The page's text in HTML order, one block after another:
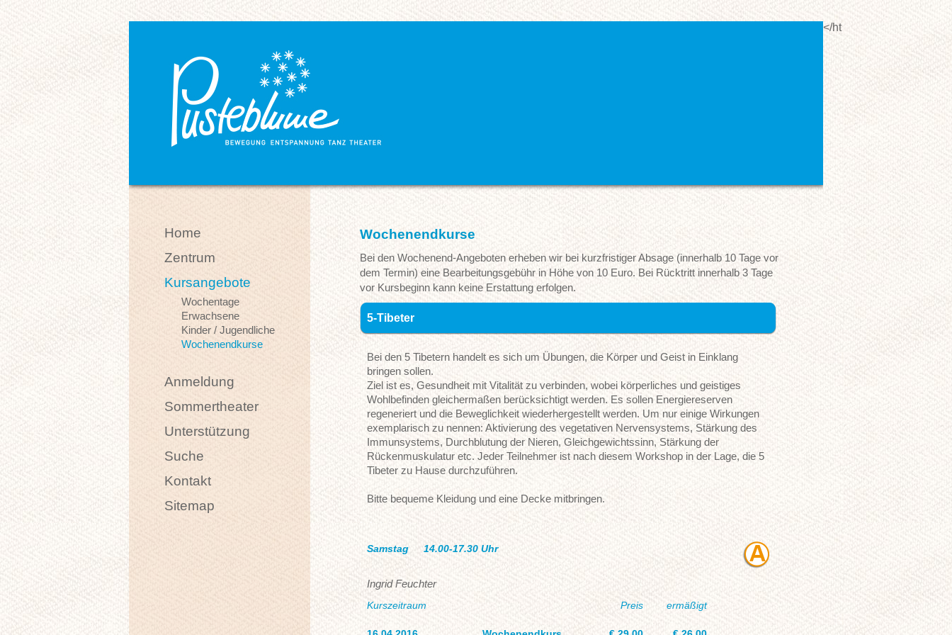
Home
Zentrum
Kursangebote
Wochentage
Erwachsene
Kinder / Jugendliche
Wochenendkurse
Anmeldung
Sommertheater
Unterstützung
Suche
Kontakt
Sitemap
Wochenendkurse
Bei den Wochenend-Angeboten erheben wir bei kurzfristiger Absage (innerhalb 10 Tage vor
dem Termin) eine Bearbeitungsgebühr in Höhe von 10 Euro. Bei Rücktritt innerhalb 3 Tage
vor Kursbeginn kann keine Erstattung erfolgen.
5-Tibeter
Bei den 5 Tibetern handelt es sich um Übungen, die Körper und Geist in Einklang
bringen sollen.
Ziel ist es, Gesundheit mit Vitalität zu verbinden, wobei körperliches und geistiges
Wohlbefinden gleichermaßen berücksichtigt werden. Es sollen Energiereserven
regeneriert und die Beweglichkeit wiederhergestellt werden. Um nur einige Wirkungen
exemplarisch zu nennen: Aktivierung des vegetativen Nervensystems, Stärkung des
Immunsystems, Durchblutung der Nieren, Gleichgewichtssinn, Stärkung der
Rückenmuskulatur etc. Jeder Teilnehmer ist nach diesem Workshop in der Lage, die 5
Tibeter zu Hause durchzuführen.
Bitte bequeme Kleidung und eine Decke mitbringen.
Samstag 14.00-17.30 Uhr
Ingrid Feuchter
Kurszeitraum Preis ermäßigt
</ht